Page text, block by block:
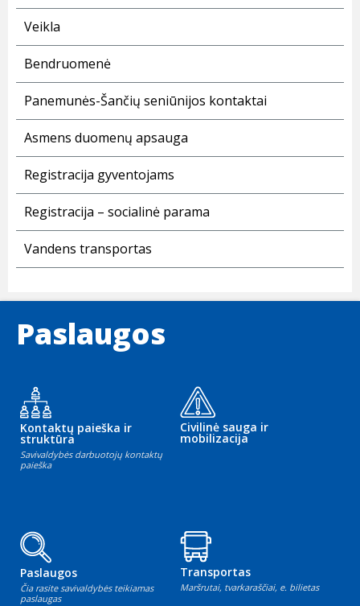
Veikla
Bendruomenė
Panemunės-Šančių seniūnijos kontaktai
Asmens duomenų apsauga
Registracija gyventojams
Registracija – socialinė parama
Vandens transportas
Paslaugos
Kontaktų paieška ir
struktūra
Savivaldybės darbuotojų kontaktų
paieška
Civilinė sauga ir
mobilizacija
Paslaugos
Čia rasite savivaldybės teikiamas
paslaugas
Transportas
Maršrutai, tvarkaraščiai, e. bilietas